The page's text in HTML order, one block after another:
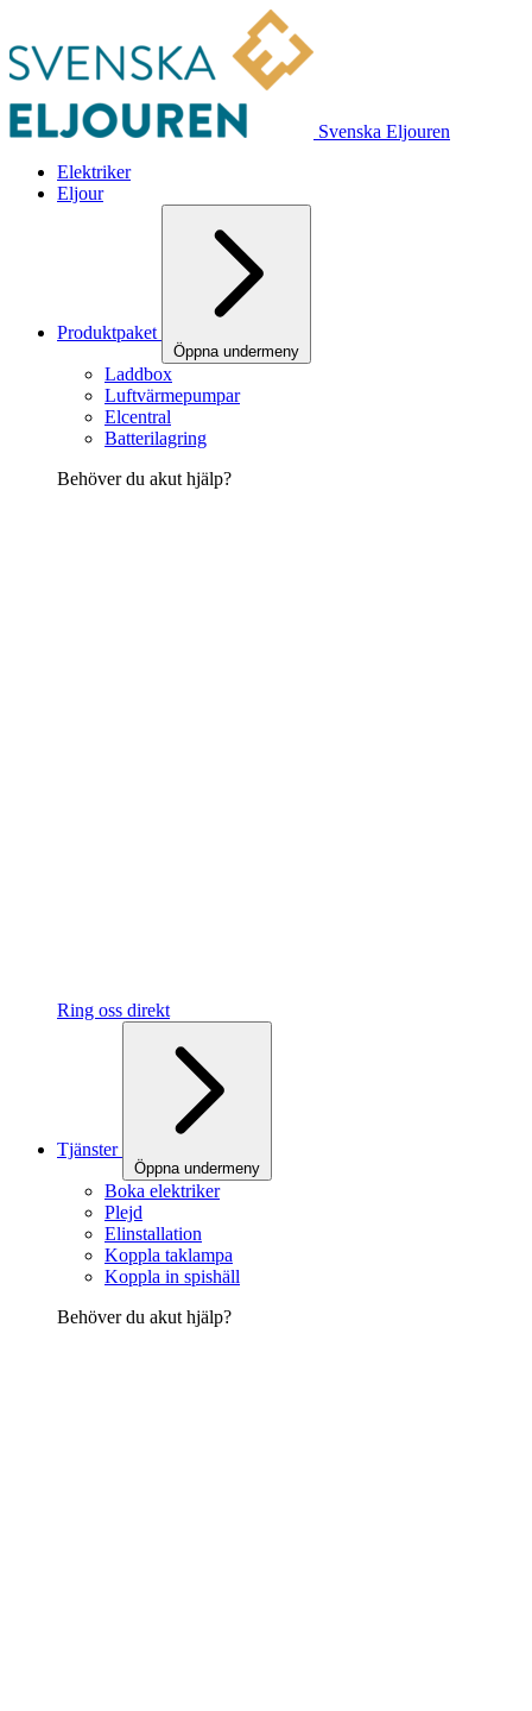
Svenska Eljouren
Elektriker
Eljour
Produktpaket
Öppna undermeny
Laddbox
Luftvärmepumpar
Elcentral
Batterilagring
Behöver du akut hjälp?
Ring oss direkt
Tjänster
Öppna undermeny
Boka elektriker
Plejd
Elinstallation
Koppla taklampa
Koppla in spishäll
Behöver du akut hjälp?